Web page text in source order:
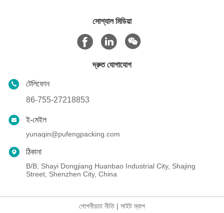
সোশ্যাল মিডিয়া
দ্রুত যোগাযোগ
টেলিফোন
86-755-27218853
ই-মেইল
yunaqin@pufengpacking.com
ঠিকানা
B/B, Shayi Dongjiang Huanbao Industrial City, Shajing
Street, Shenzhen City, China
গোপনীয়তা নীতি| সাইট ম্যাপ